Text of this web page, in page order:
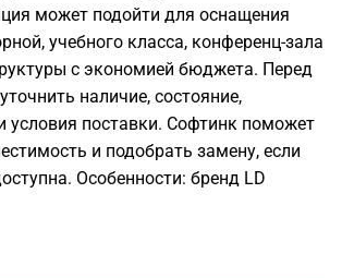
может подойти для оснащения
учебного класса, конференц-зала
с экономией бюджета. Перед
наличие, состояние,
условия поставки. Софтинк поможет
и подобрать замену, если
Особенности: бренд LD